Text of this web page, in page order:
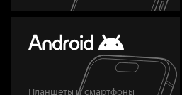
Планшеты и смартфоны